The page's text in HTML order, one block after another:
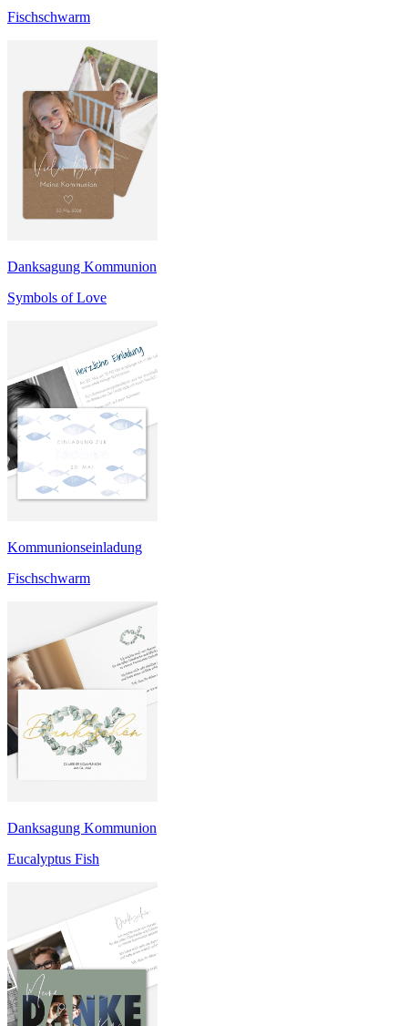
Fischschwarm
Danksagung Kommunion
Symbols of Love
Kommunionseinladung
Fischschwarm
Danksagung Kommunion
Eucalyptus Fish